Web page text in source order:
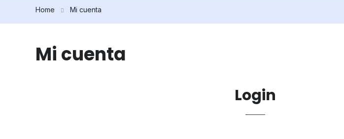
Home Mi cuenta
Mi cuenta
Login